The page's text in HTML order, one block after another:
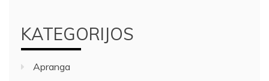
KATEGORIJOS
Apranga